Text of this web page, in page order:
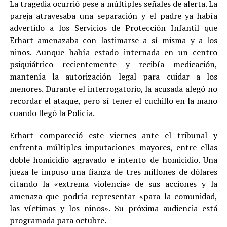
La tragedia ocurrió pese a múltiples señales de alerta. La
pareja atravesaba una separación y el padre ya había
advertido a los Servicios de Protección Infantil que
Erhart amenazaba con lastimarse a sí misma y a los
niños. Aunque había estado internada en un centro
psiquiátrico recientemente y recibía medicación,
mantenía la autorización legal para cuidar a los
menores. Durante el interrogatorio, la acusada alegó no
recordar el ataque, pero sí tener el cuchillo en la mano
cuando llegó la Policía.
Erhart compareció este viernes ante el tribunal y
enfrenta múltiples imputaciones mayores, entre ellas
doble homicidio agravado e intento de homicidio. Una
jueza le impuso una fianza de tres millones de dólares
citando la «extrema violencia» de sus acciones y la
amenaza que podría representar «para la comunidad,
las víctimas y los niños». Su próxima audiencia está
programada para octubre.